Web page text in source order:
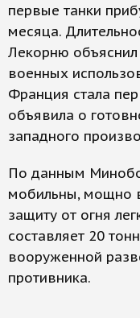
первые танки
месяца.
Лекорню
военных
Франция стала
объявила о
западного
По данным
мобильны, мощно
защиту от огня
составляет 20
вооруженной
противника.